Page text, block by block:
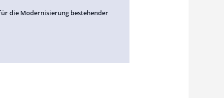
die Modernisierung bestehender